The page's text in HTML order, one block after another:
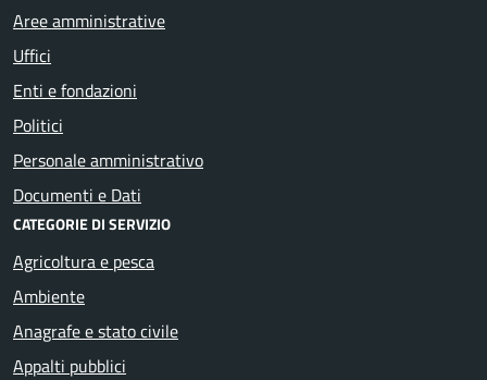
Aree amministrative
Uffici
Enti e fondazioni
Politici
Personale amministrativo
Documenti e Dati
CATEGORIE DI SERVIZIO
Agricoltura e pesca
Ambiente
Anagrafe e stato civile
Appalti pubblici